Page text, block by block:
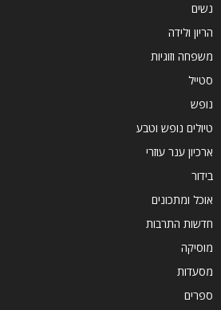
נשים
הריון ולידה
משפחה וזוגיות
סטייל
נופש
טיולים נופש וטבע
ארכיון ענר עוזרי
בידור
אוכל ומתכונים
חדשות התרבות
מוסיקה
מסעדות
ספרים